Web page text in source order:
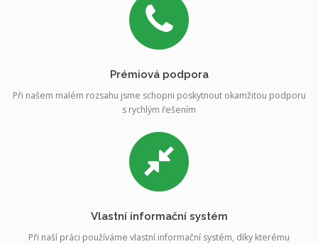
Prémiová podpora
Při našem malém rozsahu jsme schopni poskytnout okamžitou podporu
s rychlým řešením
Vlastní informační systém
Při naší práci používáme vlastní informační systém, díky kterému